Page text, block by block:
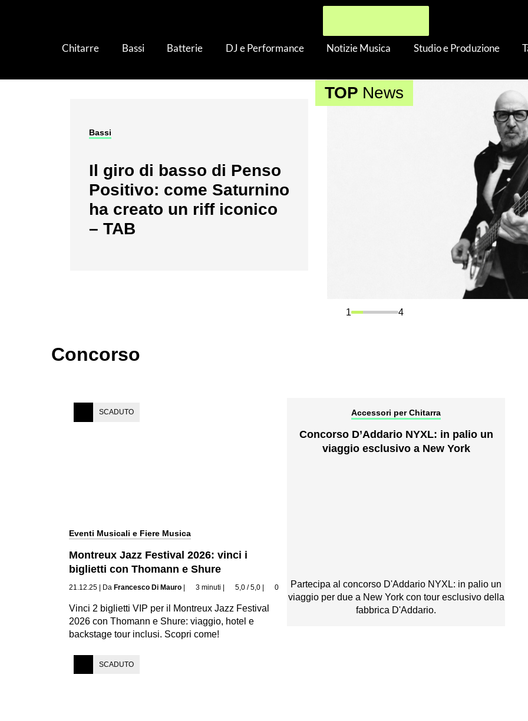
Chitarre Bassi Batterie DJ e Performance Notizie Musica Studio e Produzione
Bassi
Il giro di basso di Penso
Positivo: come Saturnino
ha creato un riff iconico
– TAB
TOP News
1 4
Concorso
SCADUTO
Eventi Musicali e Fiere Musica
Montreux Jazz Festival 2026: vinci i
biglietti con Thomann e Shure
21.12.25 | Da Francesco Di Mauro | 3 minuti | 5,0 / 5,0 | 0
Vinci 2 biglietti VIP per il Montreux Jazz Festival
2026 con Thomann e Shure: viaggio, hotel e
backstage tour inclusi. Scopri come!
SCADUTO
Accessori per Chitarra
Concorso D’Addario NYXL: in palio un
viaggio esclusivo a New York
Partecipa al concorso D'Addario NYXL: in palio un
viaggio per due a New York con tour esclusivo della
fabbrica D'Addario.